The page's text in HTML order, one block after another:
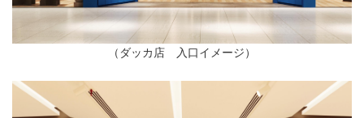
（ダッカ店 入口イメージ）